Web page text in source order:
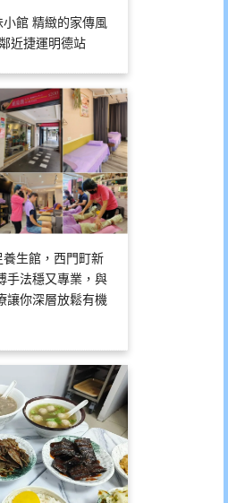
館 精緻的家傳風
近捷運明德站
生館，西門町新
手法穩又專業，與
讓你深層放鬆有機